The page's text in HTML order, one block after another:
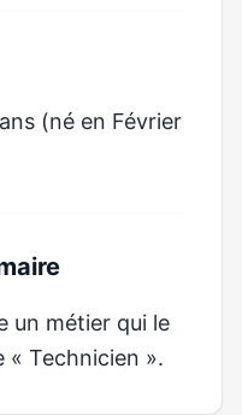
(né en Février
un métier qui le
« Technicien ».